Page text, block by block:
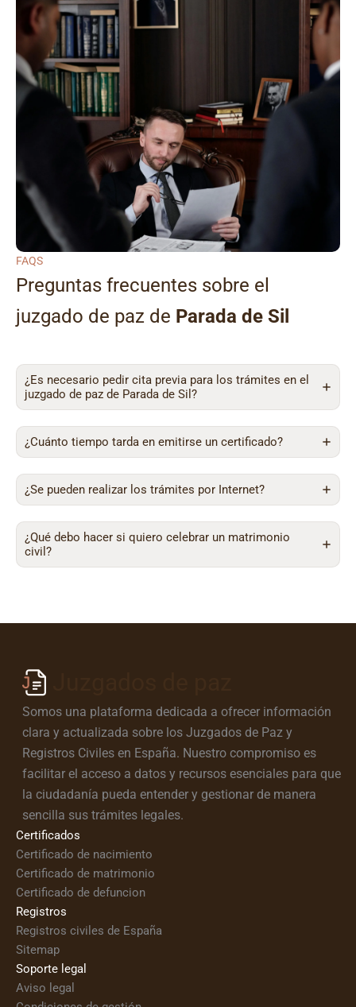
FAQS
Preguntas frecuentes sobre el
juzgado de paz de Parada de Sil
¿Es necesario pedir cita previa para los trámites en el
juzgado de paz de Parada de Sil?
¿Cuánto tiempo tarda en emitirse un certificado?
¿Se pueden realizar los trámites por Internet?
¿Qué debo hacer si quiero celebrar un matrimonio
civil?
Somos una plataforma dedicada a ofrecer información
clara y actualizada sobre los Juzgados de Paz y
Registros Civiles en España. Nuestro compromiso es
facilitar el acceso a datos y recursos esenciales para que
la ciudadanía pueda entender y gestionar de manera
sencilla sus trámites legales.
Certificados
Certificado de nacimiento
Certificado de matrimonio
Certificado de defuncion
Registros
Registros civiles de España
Sitemap
Soporte legal
Aviso legal